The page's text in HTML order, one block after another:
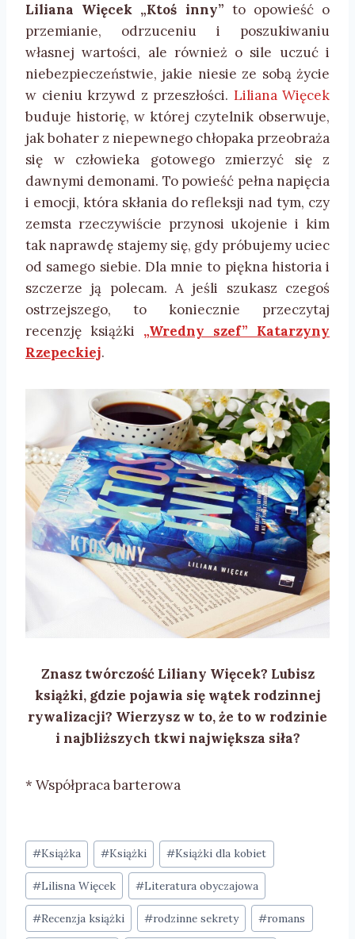
Liliana Więcek „Ktoś inny” to opowieść o
przemianie, odrzuceniu i poszukiwaniu
własnej wartości, ale również o sile uczuć i
niebezpieczeństwie, jakie niesie ze sobą życie
w cieniu krzywd z przeszłości. Liliana Więcek
buduje historię, w której czytelnik obserwuje,
jak bohater z niepewnego chłopaka przeobraża
się w człowieka gotowego zmierzyć się z
dawnymi demonami. To powieść pełna napięcia
i emocji, która skłania do refleksji nad tym, czy
zemsta rzeczywiście przynosi ukojenie i kim
tak naprawdę stajemy się, gdy próbujemy uciec
od samego siebie. Dla mnie to piękna historia i
szczerze ją polecam. A jeśli szukasz czegoś
ostrzejszego, to koniecznie przeczytaj
recenzję książki „Wredny szef” Katarzyny
Rzepeckiej.
Znasz twórczość Liliany Więcek? Lubisz
książki, gdzie pojawia się wątek rodzinnej
rywalizacji? Wierzysz w to, że to w rodzinie
i najbliższych tkwi największa siła?
* Współpraca barterowa
Tagi
wpisu:
#Książka #Książki #Książki dla kobiet
#Lilisna Więcek #Literatura obyczajowa
#Recenzja książki #rodzinne sekrety #romans